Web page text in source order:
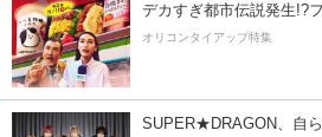
デカすぎ都市伝説発生!?
オリコンタイアップ特集
SUPER★DRAGON、自